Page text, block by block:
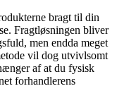
bragt til din
Fragtløsningen bliver
men endda meget
vil dog utvivlsomt
af at du fysisk
forhandlerens